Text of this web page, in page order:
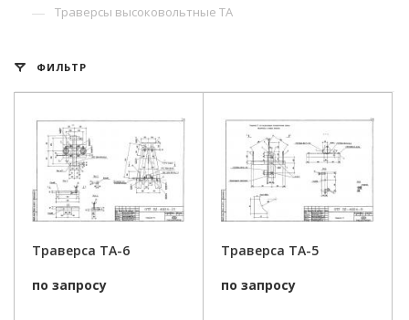
— Траверсы высоковольтные ТА
ФИЛЬТР
Траверса ТА-6
по запросу
Траверса ТА-5
по запросу